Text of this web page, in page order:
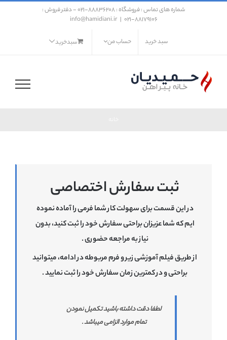
شماره های تماس : فروشگاه : ۸۸۸۳۶۲۰۸-021 - دفتر فروش :
88179106-021
|
info@hamidiani.ir
سبد خرید حساب من سبدخرید
ثبت سفارش اختصاصی
در این قسمت برای سهولت کار شما فرمی را آماده نموده
ایم که شما عزیزان براحتی سفارش خود را ثبت کنید، بدون
نیاز به مراجعه حضوری .
از طریق فیلم آموزشی زیر و فرم مربوطه در ادامه، میتوانید
براحتی و در کمترین زمان سفارش خود را ثبت نمایید .
لطفا دقت داشته باشید تکمیل نمودن
تمام موارد الزامی میباشد .